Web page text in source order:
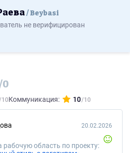
Beybasi
не верифицирован
0
Коммуникация: 10
рабочую область по проекту:
20.02.2026